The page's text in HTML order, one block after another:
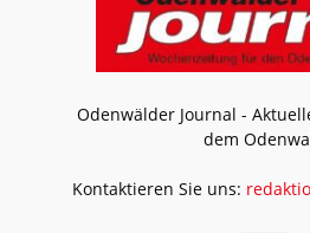
Odenwälder Journal -
dem
Kontaktieren Sie uns: